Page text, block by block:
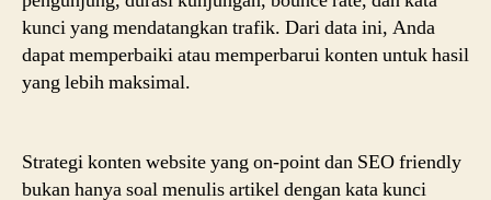
kunci yang mendatangkan trafik. Dari data ini, Anda
dapat memperbaiki atau memperbarui konten untuk hasil
yang lebih maksimal.
Strategi konten website yang on-point dan SEO friendly
bukan hanya soal menulis artikel dengan kata kunci